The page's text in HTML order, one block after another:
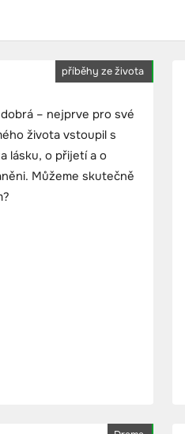
příběhy ze života
– nejprve pro své
života vstoupil s
lásku, o přijetí a o
Můžeme skutečně